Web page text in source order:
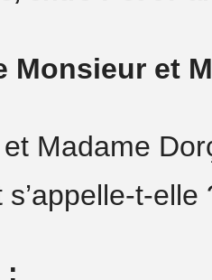
Monsieur et
Madame
t-elle
: